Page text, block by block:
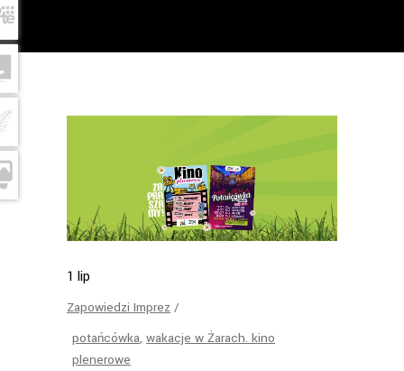
1 lip
Zapowiedzi Imprez
potańcówka, wakacje w Żarach. kino
plenerowe